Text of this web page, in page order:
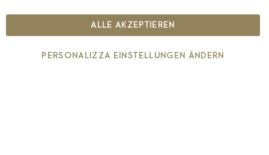
IT00126670215
ALLE AKZEPTIEREN
PERSONALIZZA EINSTELLUNGEN ÄNDERN